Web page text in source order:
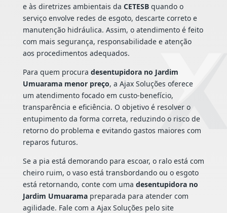
e às diretrizes ambientais da CETESBquando o
serviço envolve redes de esgoto, descarte correto e
manutenção hidráulica. Assim, o atendimento é feito
com mais segurança, responsabilidade e atenção
aos procedimentos adequados.
Para quem procura desentupidora no Jardim
Umuarama menor preço, a Ajax Soluções oferece
um atendimento focado em custo-benefício,
transparência e eficiência. O objetivo é resolver o
entupimento da forma correta, reduzindo o risco de
retorno do problema e evitando gastos maiores com
reparos futuros.
Se a pia está demorando para escoar, o ralo está com
cheiro ruim, o vaso está transbordando ou o esgoto
está retornando, conte com uma desentupidora no
Jardim Umuaramapreparada para atender com
agilidade. Fale com a Ajax Soluções pelo site